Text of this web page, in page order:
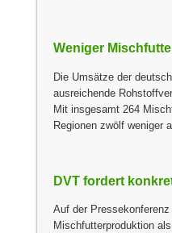
Weniger
Die Umsätze der
ausreichende
Mit insgesamt 264
Regionen zwölf weniger
DVT fordert
Auf der
Mischfutterproduktion